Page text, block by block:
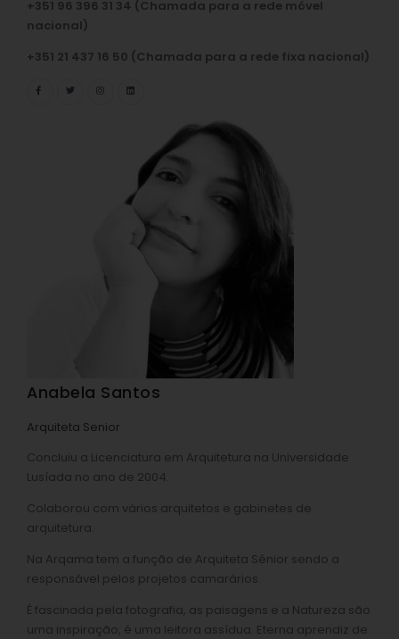
+351 96 396 31 34 (Chamada para a rede móvel
nacional)
+351 21 437 16 50 (Chamada para a rede fixa nacional)
Anabela Santos
Arquiteta Senior
Concluiu a Licenciatura em Arquitetura na Universidade
Lusíada no ano de 2004.
Colaborou com vários arquitetos e gabinetes de
arquitetura.
Na Arqama tem a função de Arquiteta Sénior sendo a
responsável pelos projetos camarários.
É fascinada pela fotografia, as paisagens e a Natureza são
uma inspiração, é uma leitora assídua. Eterna aprendiz de